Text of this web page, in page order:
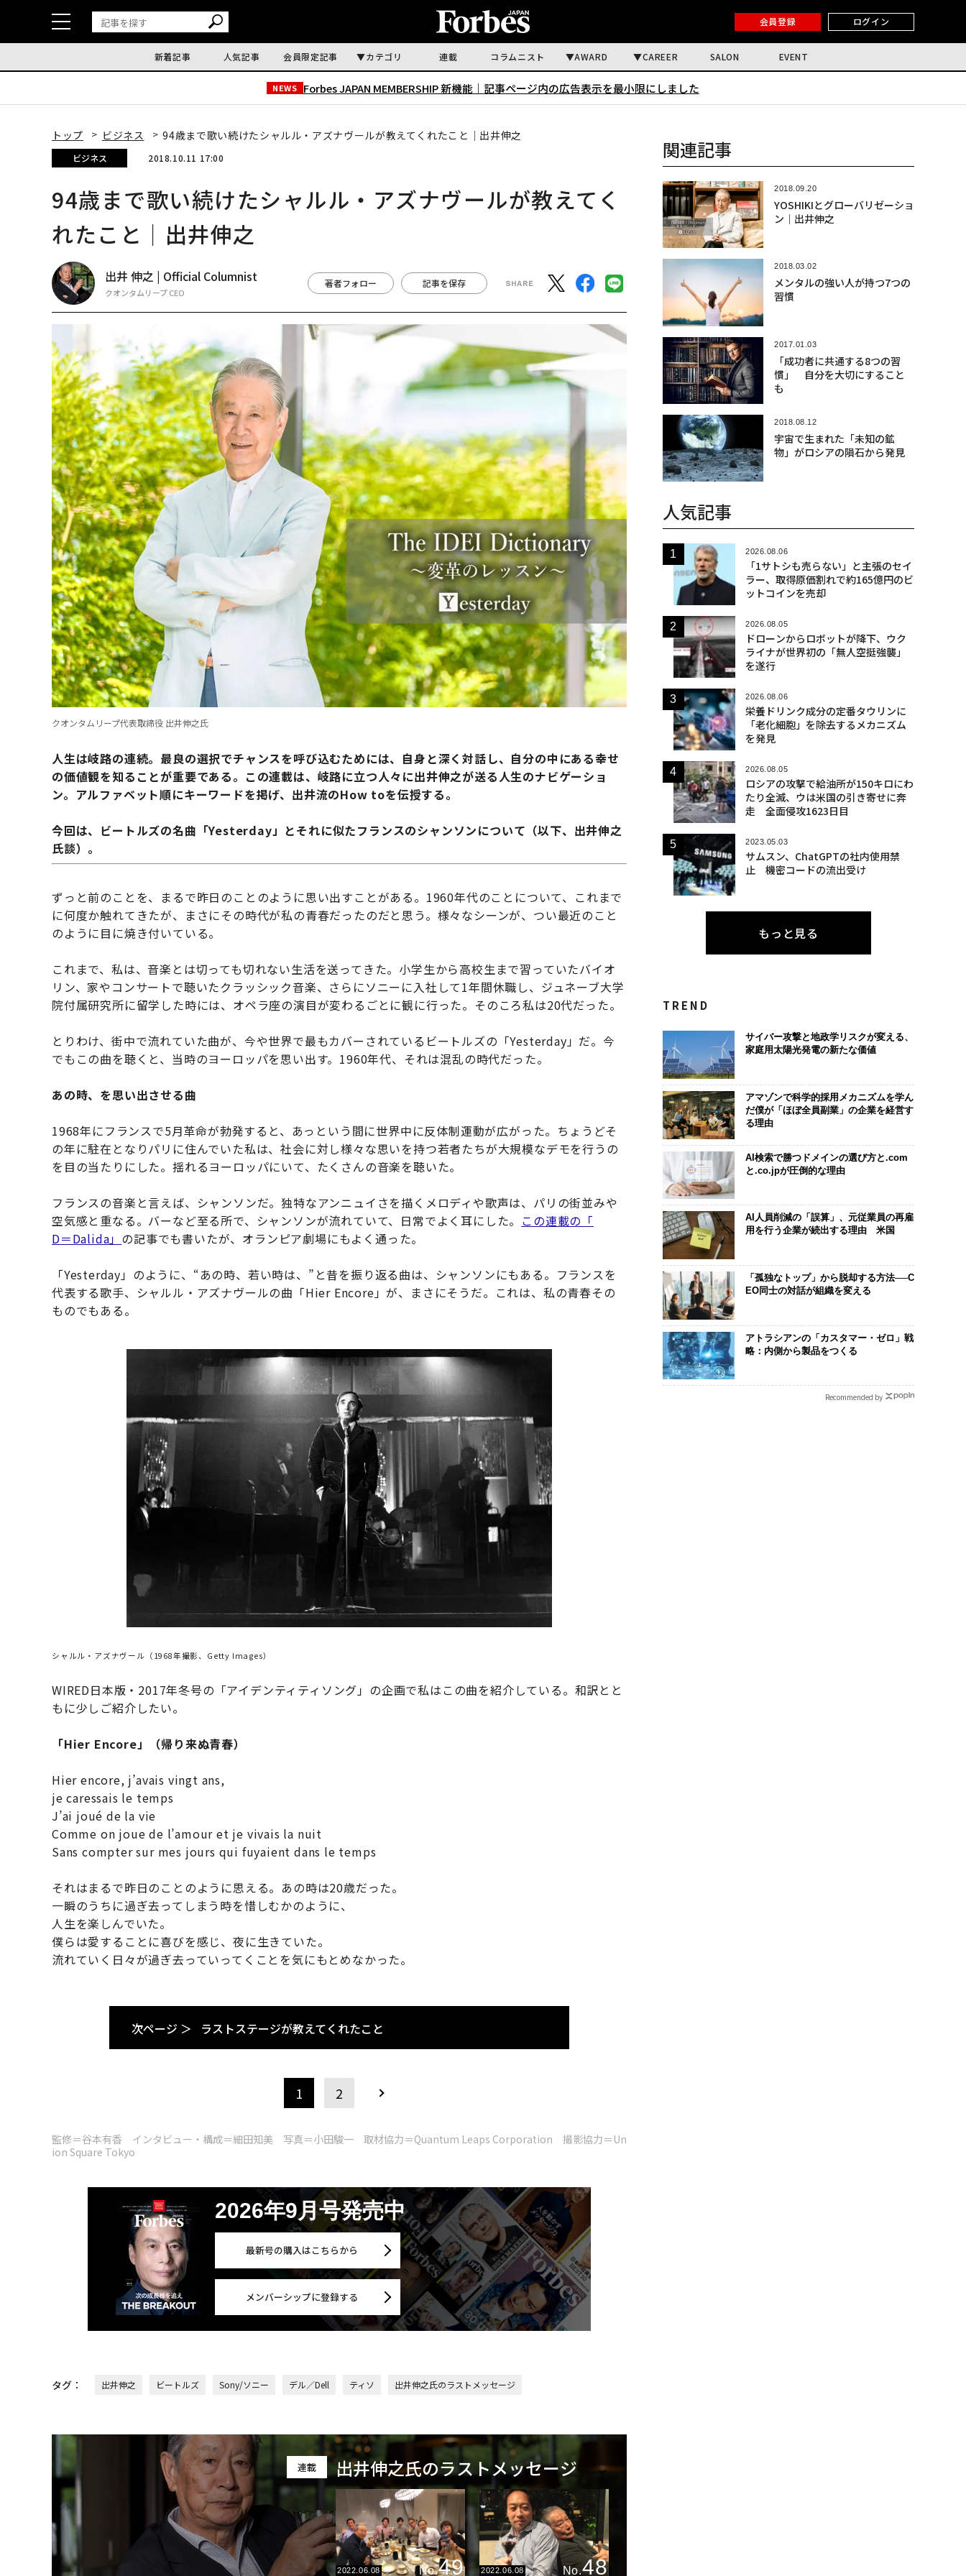
会員登録 ログイン
新着記事 人気記事 会員限定記事 カテゴリ 連載 コラムニスト AWARD CAREER SALON EVENT
NEWS Forbes JAPAN MEMBERSHIP 新機能｜ 記事ページ内の広告表示を最小限にしました
トップ ビジネス 94歳まで歌い続けたシャルル・アズナヴールが教えてくれたこと｜出井伸之
ビジネス 2018.10.11 17:00
94歳まで歌い続けたシャルル・アズナヴールが教えてく
れたこと｜出井伸之
出井 伸之 | Official Columnist
クオンタムリープ CEO
著者フォロー 記事を保存
クオンタムリープ代表取締役 出井伸之氏
人生は岐路の連続。最良の選択でチャンスを呼び込むためには、自身と深く対話し、自分の中にある幸せ
の価値観を知ることが重要である。この連載は、岐路に立つ人々に出井伸之が送る人生のナビゲーショ
ン。アルファベット順にキーワードを掲げ、出井流のHow toを伝授する。
今回は、ビートルズの名曲「Yesterday」とそれに似たフランスのシャンソンについて（以下、出井伸之
氏談）。
ずっと前のことを、まるで昨日のことのように思い出すことがある。1960年代のことについて、これまで
に何度か触れてきたが、まさにその時代が私の青春だったのだと思う。様々なシーンが、つい最近のこと
のように目に焼き付いている。
これまで、私は、音楽とは切っても切れない生活を送ってきた。小学生から高校生まで習っていたバイオ
リン、家やコンサートで聴いたクラッシック音楽、さらにソニーに入社して1年間休職し、ジュネーブ大学
院付属研究所に留学した時には、オペラ座の演目が変わるごとに観に行った。そのころ私は20代だった。
とりわけ、街中で流れていた曲が、今や世界で最もカバーされているビートルズの「Yesterday」だ。今
でもこの曲を聴くと、当時のヨーロッパを思い出す。1960年代、それは混乱の時代だった。
あの時、を思い出させる曲
1968年にフランスで5月革命が勃発すると、あっという間に世界中に反体制運動が広がった。ちょうどそ
の年に駐在となりパリに住んでいた私は、社会に対し様々な思いを持つ若者たちが大規模なデモを行うの
を目の当たりにした。揺れるヨーロッパにいて、たくさんの音楽を聴いた。
フランスの音楽と言えば、シャンソンだ。独特なアンニュイさを描くメロディや歌声は、パリの街並みや
空気感と重なる。バーなど至る所で、シャンソンが流れていて、日常でよく耳にした。 この連載の「
D＝Dalida」 の記事でも書いたが、オランピア劇場にもよく通った。
「Yesterday」のように、“あの時、若い時は、”と昔を振り返る曲は、シャンソンにもある。フランスを
代表する歌手、シャルル・アズナヴールの曲「Hier Encore」が、まさにそうだ。これは、私の青春その
ものでもある。
シャルル・アズナヴール（1968年撮影、Getty Images）
WIRED日本版・2017年冬号の「アイデンティティソング」の企画で私はこの曲を紹介している。和訳とと
もに少しご紹介したい。
「Hier Encore」（帰り来ぬ青春）
Hier encore, j’avais vingt ans,
je caressais le temps
J’ai joué de la vie
Comme on joue de l’amour et je vivais la nuit
Sans compter sur mes jours qui fuyaient dans le temps
それはまるで昨日のことのように思える。あの時は20歳だった。
一瞬のうちに過ぎ去ってしまう時を惜しむかのように、
人生を楽しんでいた。
僕らは愛することに喜びを感じ、夜に生きていた。
流れていく日々が過ぎ去っていってくことを気にもとめなかった。
次ページ ＞ ラストステージが教えてくれたこと
1 2
監修＝谷本有香 インタビュー・構成＝細田知美 写真＝小田駿一 取材協力＝Quantum Leaps Corporation 撮影協力＝Un
ion Square Tokyo
2026年9月号発売中
最新号の購入はこちらから
メンバーシップに登録する
タグ： 出井伸之 ビートルズ Sony/ソニー デル／Dell ティソ 出井伸之氏のラストメッセージ
連載 出井伸之氏のラストメッセージ
2022.06.08 No.49 2022.06.08 No.48
関連記事
2018.09.20
YOSHIKIとグローバリゼーショ
ン｜出井伸之
2018.03.02
メンタルの強い人が持つ7つの
習慣
2017.01.03
「成功者に共通する8つの習
慣」 自分を大切にすること
も
2018.08.12
宇宙で生まれた「未知の鉱
物」がロシアの隕石から発見
人気記事
2026.08.06
「1サトシも売らない」と主張のセイ
ラー、取得原価割れで約165億円のビ
ットコインを売却
2026.08.05
ドローンからロボットが降下、ウク
ライナが世界初の「無人空挺強襲」
を遂行
2026.08.06
栄養ドリンク成分の定番タウリンに
「老化細胞」を除去するメカニズム
を発見
2026.08.05
ロシアの攻撃で給油所が150キロにわ
たり全滅、ウは米国の引き寄せに奔
走 全面侵攻1623日目
2023.05.03
サムスン、ChatGPTの社内使用禁
止 機密コードの流出受け
もっと見る
TREND
サイバー攻撃と地政学リスクが変える、
家庭用太陽光発電の新たな価値
アマゾンで科学的採用メカニズムを学ん
だ僕が「ほぼ全員副業」の企業を経営す
る理由
AI検索で勝つドメインの選び方と.com
と.co.jpが圧倒的な理由
AI人員削減の「誤算」、元従業員の再雇
用を行う企業が続出する理由 米国
「孤独なトップ」から脱却する方法──C
EO同士の対話が組織を変える
アトラシアンの「カスタマー・ゼロ」戦
略：内側から製品をつくる
Recommended by